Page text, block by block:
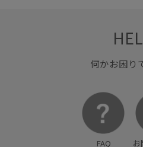
何かお困り
FAQ
お